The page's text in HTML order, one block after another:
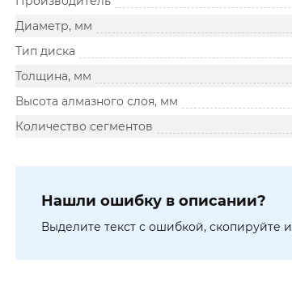
Диаметр, мм
Тип диска
Толщина, мм
Высота алмазного слоя, мм
Количество сегментов
Нашли ошибку в описании?
Выделите текст с ошибкой, скопируйте и